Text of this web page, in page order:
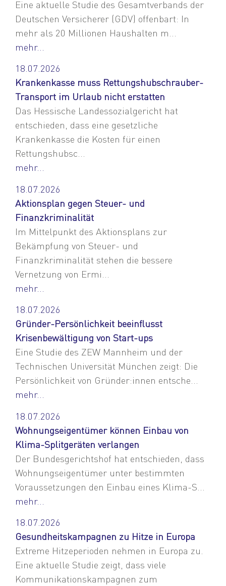
Eine aktuelle Studie des Gesamtverbands der
Deutschen Versicherer (GDV) offenbart: In
mehr als 20 Millionen Haushalten m...
mehr...
18.07.2026
Krankenkasse muss Rettungshubschrauber-
Transport im Urlaub nicht erstatten
Das Hessische Landessozialgericht hat
entschieden, dass eine gesetzliche
Krankenkasse die Kosten für einen
Rettungshubsc...
mehr...
18.07.2026
Aktionsplan gegen Steuer- und
Finanzkriminalität
Im Mittelpunkt des Aktionsplans zur
Bekämpfung von Steuer- und
Finanzkriminalität stehen die bessere
Vernetzung von Ermi...
mehr...
18.07.2026
Gründer-Persönlichkeit beeinflusst
Krisenbewältigung von Start-ups
Eine Studie des ZEW Mannheim und der
Technischen Universität München zeigt: Die
Persönlichkeit von Gründer:innen entsche...
mehr...
18.07.2026
Wohnungseigentümer können Einbau von
Klima-Splitgeräten verlangen
Der Bundesgerichtshof hat entschieden, dass
Wohnungseigentümer unter bestimmten
Voraussetzungen den Einbau eines Klima-S...
mehr...
18.07.2026
Gesundheitskampagnen zu Hitze in Europa
Extreme Hitzeperioden nehmen in Europa zu.
Eine aktuelle Studie zeigt, dass viele
Kommunikationskampagnen zum